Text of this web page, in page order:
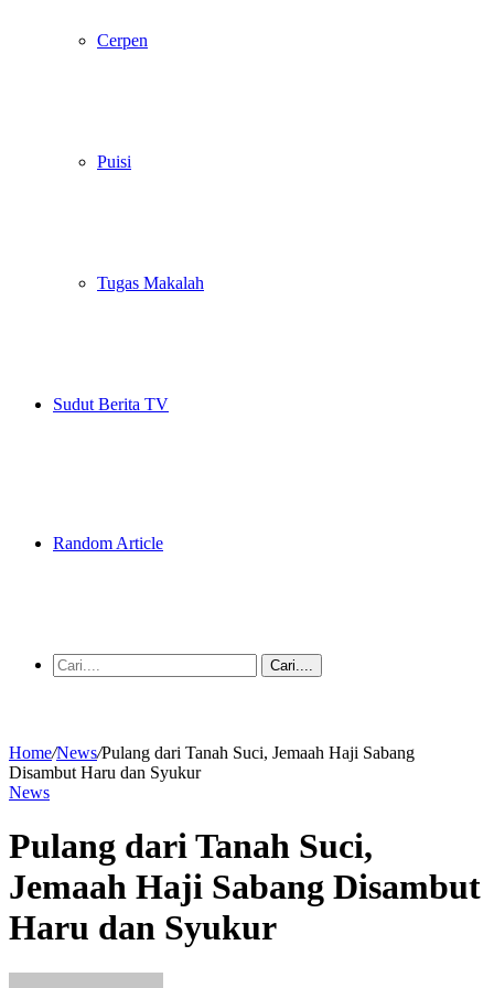
Cerpen
Puisi
Tugas Makalah
Sudut Berita TV
Random Article
Cari....
Home/News/Pulang dari Tanah Suci, Jemaah Haji Sabang
Disambut Haru dan Syukur
News
Pulang dari Tanah Suci,
Jemaah Haji Sabang Disambut
Haru dan Syukur